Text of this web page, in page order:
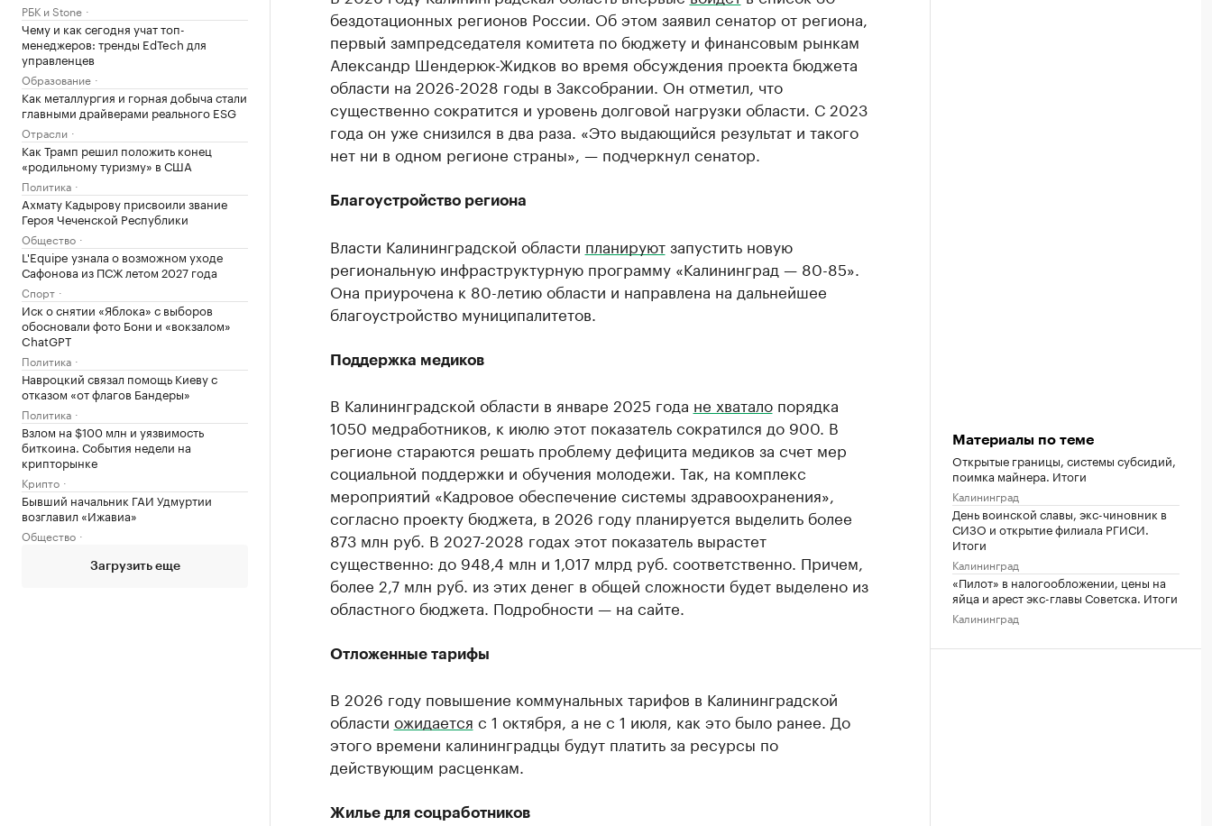
РБК и Stone
Чему и как сегодня учат топ-
менеджеров: тренды EdTech для
управленцев
Образование
Как металлургия и горная добыча стали
главными драйверами реального ESG
Отрасли
Как Трамп решил положить конец
«родильному туризму» в США
Политика
Ахмату Кадырову присвоили звание
Героя Чеченской Республики
Общество
L'Equipe узнала о возможном уходе
Сафонова из ПСЖ летом 2027 года
Спорт
Иск о снятии «Яблока» с выборов
обосновали фото Бони и «вокзалом»
ChatGPT
Политика
Навроцкий связал помощь Киеву с
отказом «от флагов Бандеры»
Политика
Взлом на $100 млн и уязвимость
биткоина. События недели на
крипторынке
Крипто
Бывший начальник ГАИ Удмуртии
возглавил «Ижавиа»
Общество
Загрузить еще
бездотационных регионов России. Об этом заявил сенатор от региона,
первый зампредседателя комитета по бюджету и финансовым рынкам
Александр Шендерюк-Жидков во время обсуждения проекта бюджета
области на 2026-2028 годы в Заксобрании. Он отметил, что
существенно сократится и уровень долговой нагрузки области. С 2023
года он уже снизился в два раза. «Это выдающийся результат и такого
нет ни в одном регионе страны», — подчеркнул сенатор.
Благоустройство региона
Власти Калининградской области планируютзапустить новую
региональную инфраструктурную программу «Калининград — 80-85».
Она приурочена к 80-летию области и направлена на дальнейшее
благоустройство муниципалитетов.
Поддержка медиков
В Калининградской области в январе 2025 года не хваталопорядка
1050 медработников, к июлю этот показатель сократился до 900. В
регионе стараются решать проблему дефицита медиков за счет мер
социальной поддержки и обучения молодежи. Так, на комплекс
мероприятий «Кадровое обеспечение системы здравоохранения»,
согласно проекту бюджета, в 2026 году планируется выделить более
873 млн руб. В 2027-2028 годах этот показатель вырастет
существенно: до 948,4 млн и 1,017 млрд руб. соответственно. Причем,
более 2,7 млн руб. из этих денег в общей сложности будет выделено из
областного бюджета. Подробности — на сайте.
Отложенные тарифы
В 2026 году повышение коммунальных тарифов в Калининградской
области ожидается с 1 октября, а не с 1 июля, как это было ранее. До
этого времени калининградцы будут платить за ресурсы по
действующим расценкам.
Жилье для соцработников
Материалы по теме
Открытые границы, системы субсидий,
поимка майнера. Итоги
Калининград
День воинской славы, экс-чиновник в
СИЗО и открытие филиала РГИСИ.
Итоги
Калининград
«Пилот» в налогообложении, цены на
яйца и арест экс-главы Советска. Итоги
Калининград